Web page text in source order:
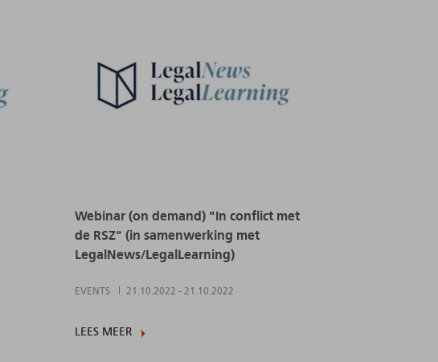
Webinar (on demand) "In conflict met
de RSZ" (in samenwerking met
LegalNews/LegalLearning)
EVENTS 21.10.2022 - 21.10.2022
LEES MEER